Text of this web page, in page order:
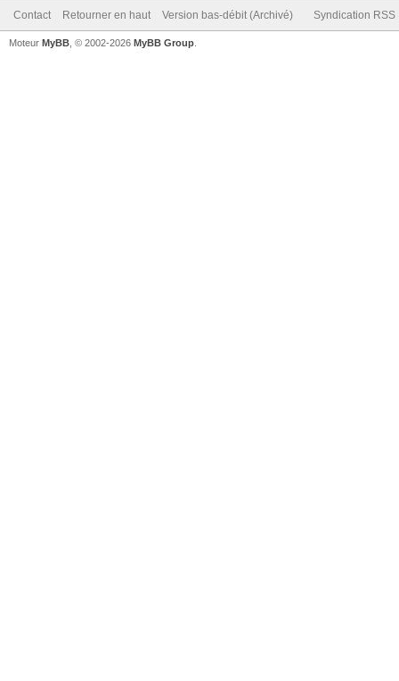
Contact Retourner en haut Version bas-débit (Archivé) Syndication RSS
Moteur MyBB , © 2002-2026 MyBB Group